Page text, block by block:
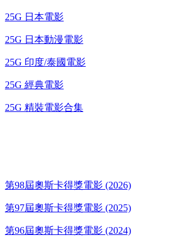
25G 日本電影
25G 日本動漫電影
25G 印度/泰國電影
25G 經典電影
25G 精裝電影合集
第98屆奧斯卡得獎電影 (2026)
第97屆奧斯卡得獎電影 (2025)
第96屆奧斯卡得獎電影 (2024)